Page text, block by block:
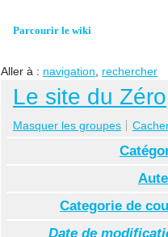
Parcourir le wiki
Aller à : navigation rechercher
Le site du Zéro
Masquer les groupes
Categorie de
Date de